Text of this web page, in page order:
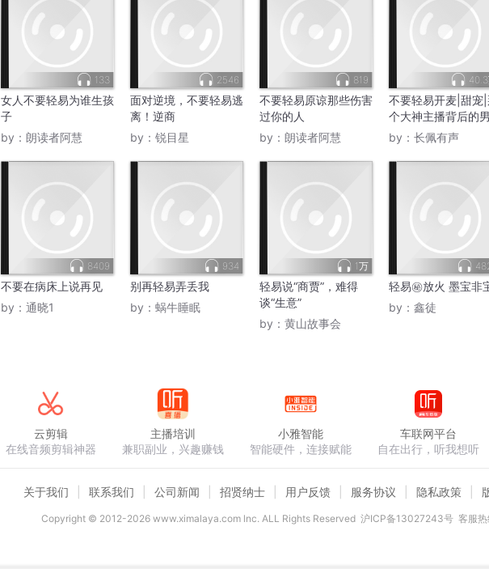
133
女人不要轻易为谁生孩
子
by： 朗读者阿慧
2546
面对逆境，不要轻易逃
离！逆商
by： 锐目星
819
不要轻易原谅那些伤害
过你的人
by： 朗读者阿慧
不要轻易开麦|甜宠|
个大神主播背后的
by： 长佩有声
8409
不要在病床上说再见
by： 通晓1
934
别再轻易弄丢我
by： 蜗牛睡眠
1万
轻易说“商贾”，难得
谈“生意”
by： 黄山故事会
轻易㊙️放火 墨宝非
by： 鑫徒
云剪辑
在线音频剪辑神器
主播培训
兼职副业，兴趣赚钱
小雅智能
智能硬件，连接赋能
车联网平台
自在出行，听我想听
关于我们 联系我们 公司新闻 招贤纳士 用户反馈 服务协议 隐私政策
Copyright © 2012-2026www.ximalaya.com lnc. ALL Rights Reserved 沪ICP备13027243号 客服